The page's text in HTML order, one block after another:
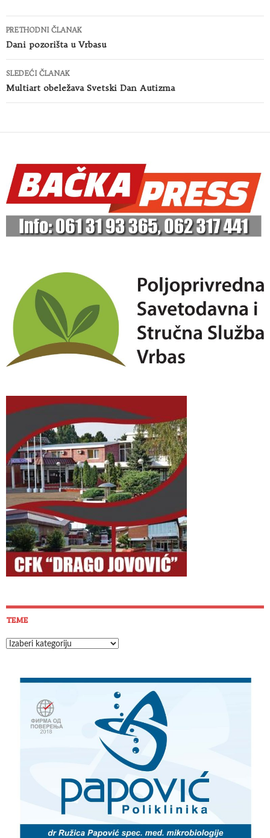
Kretanje
članaka
PRETHODNI ČLANAK
Dani pozorišta u Vrbasu
SLEDEĆI ČLANAK
Multiart obeležava Svetski Dan Autizma
TEME
Teme